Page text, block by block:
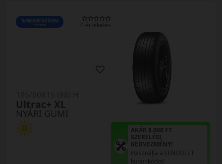
0 értékelés
NYÁRI GUMI
Ultrac+ XL
AKÁR 8.000 FT
SZERELÉSI
KEDVEZMÉNY!
Használja a LENDÜLET
kuponkódot!